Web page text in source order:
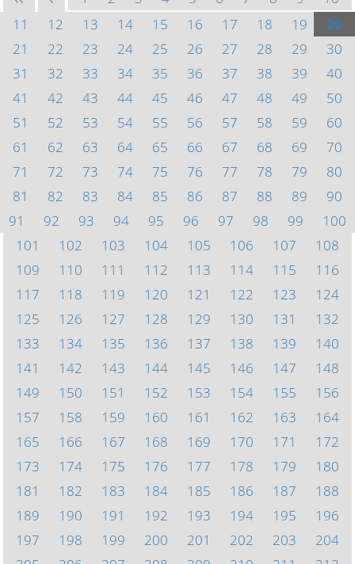
11
12 13 14 15 16 17 18 19
20
21
22 23 24 25 26 27 28 29
30
31
32 33 34 35 36 37 38 39
40
41
42 43 44 45 46 47 48 49
50
51
52 53 54 55 56 57 58 59
60
61
62 63 64 65 66 67 68 69
70
71
72 73 74 75 76 77 78 79
80
81
82 83 84 85 86 87 88 89
90
91
92 93 94 95 96 97 98 99
100
101
102 103 104 105 106 107
108
109
110 111 112 113 114 115
116
117
118 119 120 121 122 123
124
125
126 127 128 129 130 131
132
133
134 135 136 137 138 139
140
141
142 143 144 145 146 147
148
149
150 151 152 153 154 155
156
157
158 159 160 161 162 163
164
165
166 167 168 169 170 171
172
173
174 175 176 177 178 179
180
181
182 183 184 185 186 187
188
189
190 191 192 193 194 195
196
197
198 199 200 201 202 203
204